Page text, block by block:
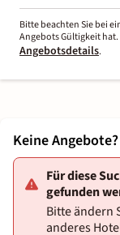
Bitte beachten Sie bei
Angebots Gültigkeit hat.
Angebotsdetails.
Keine Angebote?
Für diese
gefunden
Bitte ändern
anderes